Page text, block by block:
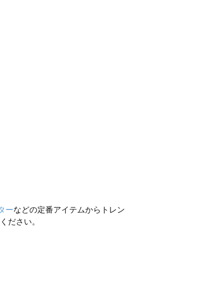
ーなどの定番アイテムからトレン
ださい。